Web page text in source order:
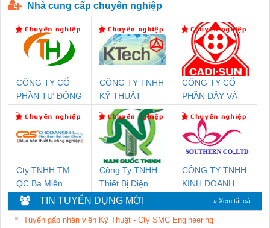
Nhà cung cấp chuyên nghiệp
CÔNG TY CỔ
PHẦN TỰ ĐỘNG
CÔNG TY TNHH
KỸ THUẬT
KTECH VIỆT
NAM
CÔNG TY CỔ
PHẦN DÂY VÀ
THƯỢNG ĐÌNH
Cty TNHH TM
QC Ba Miền
Công Ty TNHH
Thiết Bị Điện
Nam Quốc Thịnh
CÔNG TY TNHH
KINH DOANH
DỊCH VỤ XNK
PHƯƠNG NAM
TIN TUYỂN DỤNG MỚI » Xem tất cả
Tuyển gấp nhân viên Kỹ Thuật - Cty SMC Engineering